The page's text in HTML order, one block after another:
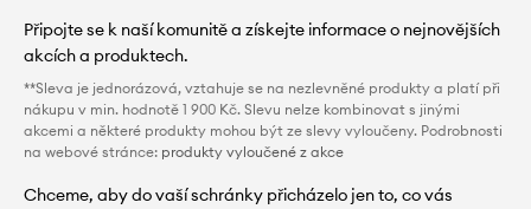
Připojte se k naší komunitě a získejte informace o nejnovějších
akcích a produktech.
**Sleva je jednorázová, vztahuje se na nezlevněné produkty a platí při
nákupu v min. hodnotě 1 900 Kč. Slevu nelze kombinovat s jinými
akcemi a některé produkty mohou být ze slevy vyloučeny. Podrobnosti
na webové stránce: produkty vyloučené z akce
Chceme, aby do vaší schránky přicházelo jen to, co vás